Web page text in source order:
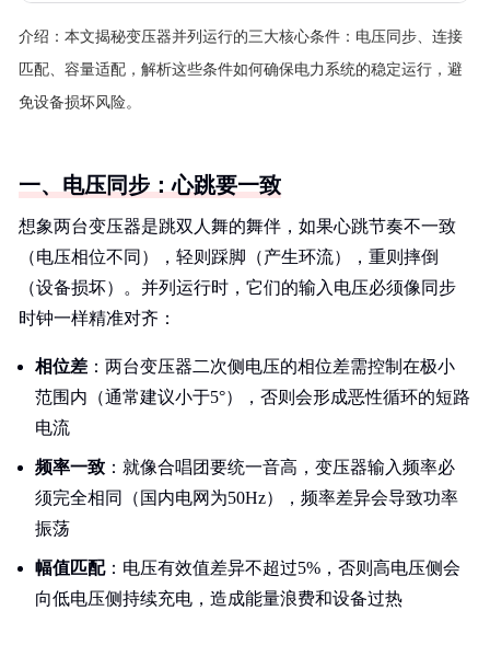
介绍： 本文揭秘变压器并列运行的三大核心条件：电压同步、连接
匹配、容量适配，解析这些条件如何确保电力系统的稳定运行，避
免设备损坏风险。
一、电压同步：心跳要一致
想象两台变压器是跳双人舞的舞伴，如果心跳节奏不一致
（电压相位不同），轻则踩脚（产生环流），重则摔倒
（设备损坏）。并列运行时，它们的输入电压必须像同步
时钟一样精准对齐：
相位差 ：两台变压器二次侧电压的相位差需控制在极小
范围内（通常建议小于5°），否则会形成恶性循环的短路
电流
频率一致 ：就像合唱团要统一音高，变压器输入频率必
须完全相同（国内电网为50Hz），频率差异会导致功率
振荡
幅值匹配：电压有效值差异不超过5%，否则高电压侧会
向低电压侧持续充电，造成能量浪费和设备过热